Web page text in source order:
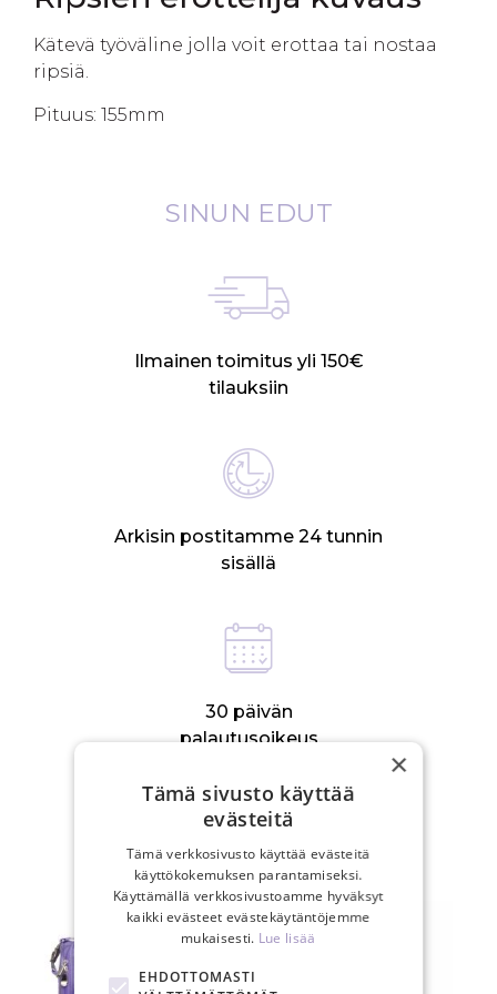
Kätevä työväline jolla voit erottaa tai nostaa
ripsiä.
Pituus: 155mm
SINUN EDUT
Ilmainen toimitus yli 150€
tilauksiin
Arkisin postitamme 24 tunnin
sisällä
30 päivän
palautusoikeus
LIITTYVÄT TUOTTEET
×
Tämä sivusto käyttää
evästeitä
Tämä verkkosivusto käyttää evästeitä
käyttökokemuksen parantamiseksi.
Käyttämällä verkkosivustoamme hyväksyt
kaikki evästeet evästekäytäntöjemme
mukaisesti. Lue lisää
EHDOTTOMASTI